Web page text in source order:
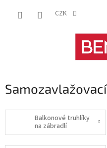
CZK
Balkonové truhlíky
na zábradlí